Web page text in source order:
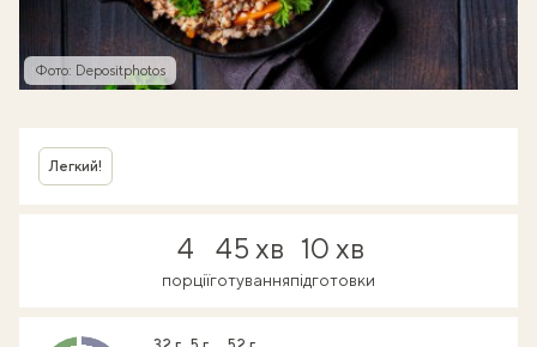
Фото: Depositphotos
Легкий!
4
порції
45 хв
готування
10 хв
підготовки